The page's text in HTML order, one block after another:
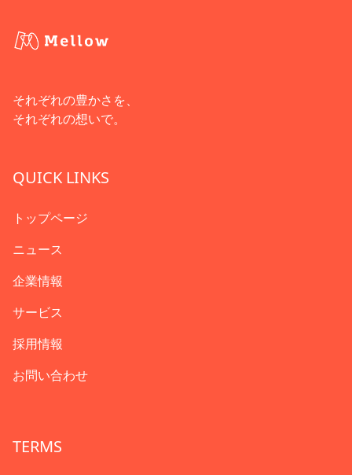
それぞれの豊かさを、
それぞれの想いで。
QUICK LINKS
トップページ
ニュース
企業情報
サービス
採用情報
お問い合わせ
TERMS